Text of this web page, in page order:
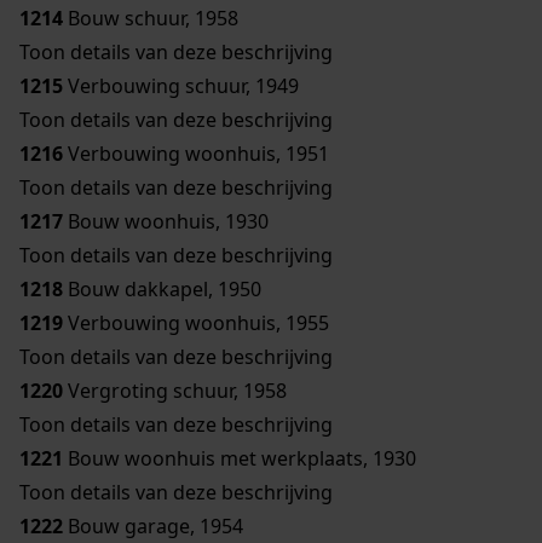
1214 Bouw schuur, 1958
Toon details van deze beschrijving
1215Verbouwing schuur, 1949
Toon details van deze beschrijving
1216Verbouwing woonhuis, 1951
Toon details van deze beschrijving
1217 Bouw woonhuis, 1930
Toon details van deze beschrijving
1218 Bouw dakkapel, 1950
1219Verbouwing woonhuis, 1955
Toon details van deze beschrijving
1220Vergroting schuur, 1958
Toon details van deze beschrijving
1221 Bouw woonhuis met werkplaats, 1930
Toon details van deze beschrijving
1222 Bouw garage, 1954